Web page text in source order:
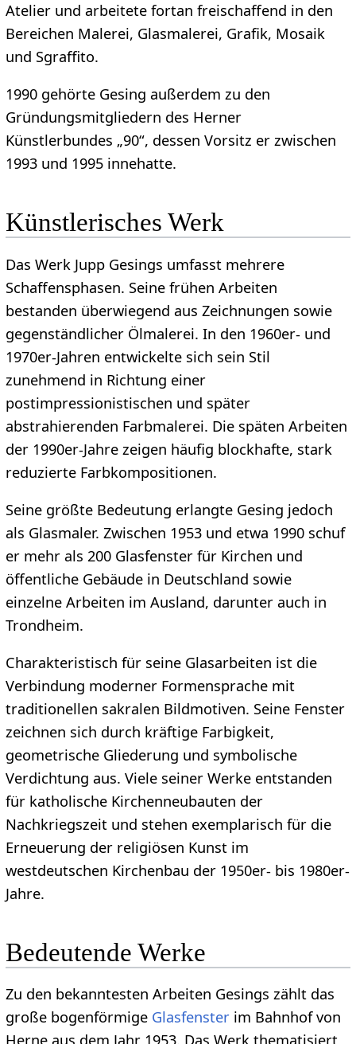
Atelier und arbeitete fortan freischaffend in den
Bereichen Malerei, Glasmalerei, Grafik, Mosaik
und Sgraffito.
1990 gehörte Gesing außerdem zu den
Gründungsmitgliedern des Herner
Künstlerbundes „90“, dessen Vorsitz er zwischen
1993 und 1995 innehatte.
Künstlerisches Werk
Das Werk Jupp Gesings umfasst mehrere
Schaffensphasen. Seine frühen Arbeiten
bestanden überwiegend aus Zeichnungen sowie
gegenständlicher Ölmalerei. In den 1960er- und
1970er-Jahren entwickelte sich sein Stil
zunehmend in Richtung einer
postimpressionistischen und später
abstrahierenden Farbmalerei. Die späten Arbeiten
der 1990er-Jahre zeigen häufig blockhafte, stark
reduzierte Farbkompositionen.
Seine größte Bedeutung erlangte Gesing jedoch
als Glasmaler. Zwischen 1953 und etwa 1990 schuf
er mehr als 200 Glasfenster für Kirchen und
öffentliche Gebäude in Deutschland sowie
einzelne Arbeiten im Ausland, darunter auch in
Trondheim.
Charakteristisch für seine Glasarbeiten ist die
Verbindung moderner Formensprache mit
traditionellen sakralen Bildmotiven. Seine Fenster
zeichnen sich durch kräftige Farbigkeit,
geometrische Gliederung und symbolische
Verdichtung aus. Viele seiner Werke entstanden
für katholische Kirchenneubauten der
Nachkriegszeit und stehen exemplarisch für die
Erneuerung der religiösen Kunst im
westdeutschen Kirchenbau der 1950er- bis 1980er-
Jahre.
Bedeutende Werke
Zu den bekanntesten Arbeiten Gesings zählt das
große bogenförmige Glasfensterim Bahnhof von